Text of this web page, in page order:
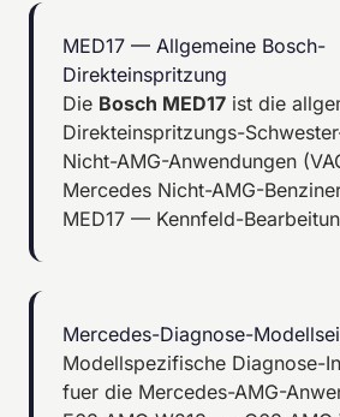
MED17 — Allgemeine Bosch-
Direkteinspritzung
Die Bosch MED17 ist die
Direkteinspritzungs-
Nicht-AMG-Anwendungen
Mercedes Nicht-AMG-
MED17 — Kennfeld-
Mercedes-Diagnose-
Modellspezifische Diagnose-
fuer die Mercedes-AMG-